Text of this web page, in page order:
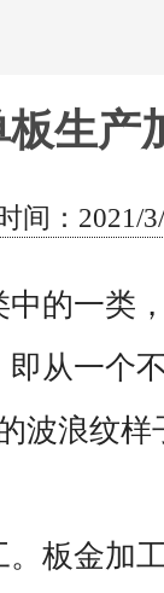
生产
：2021/
的一类
从一个
波浪纹
板金加工